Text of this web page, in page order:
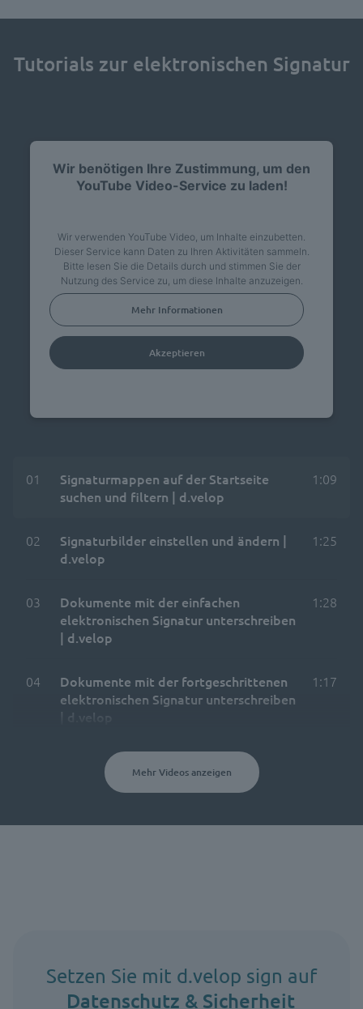
Tutorials zur elektronischen Signatur
01
Signaturmappen auf der Startseite
suchen und filtern | d.velop
1:09
02
Signaturbilder einstellen und ändern |
d.velop
1:25
03
Dokumente mit der einfachen
elektronischen Signatur unterschreiben
| d.velop
1:28
04
Dokumente mit der fortgeschrittenen
elektronischen Signatur unterschreiben
| d.velop
1:17
Mehr Videos anzeigen
Wir benötigen Ihre Zustimmung, um den
YouTube Video-Service zu laden!
Wir verwenden YouTube Video, um Inhalte einzubetten.
Dieser Service kann Daten zu Ihren Aktivitäten sammeln.
Bitte lesen Sie die Details durch und stimmen Sie der
Nutzung des Service zu, um diese Inhalte anzuzeigen.
Mehr Informationen
Akzeptieren
Setzen Sie mit d.velop sign auf
Datenschutz & Sicherheit